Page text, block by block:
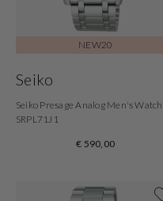
NEW20
Seiko
Seiko Presage Analog Men's Watch
SRPL71J1
€ 590,00